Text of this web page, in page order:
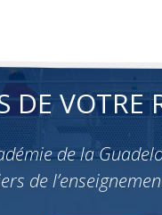
DE VOTRE
de la
de